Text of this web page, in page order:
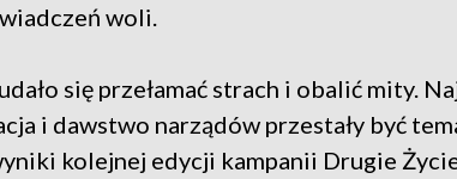
woli.
się przełamać strach i obalić mity.
i dawstwo narządów przestały być
kolejnej edycji kampanii Drugie